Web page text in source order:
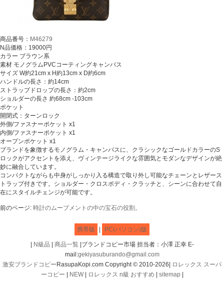
商品番号： M46279
N品価格：19000円
カラー ブラウン系
素材 モノグラムPVCコーティングキャンバス
サイズ W約21cm x H約13cm x D約6cm
ハンドルの長さ：約14cm
ストラップドロップの長さ：約2cm
ショルダーの長さ 約68cm -103cm
ポケット
開閉式：ターンロック
外側/ファスナーポケット x1
内側/ファスナーポケット x1
オープンポケット x1
ブランドを象徴するモノグラム・キャンバスに、クラシックなゴールドカラーのS
ロックがアクセントを添え、ヴィンテージライクな雰囲気とモダンなデザインが絶
妙に融合しています。
コンパクトながらも中身がしっかり入る構造で取り外し可能なチェーンとレザース
トラップ付きです。ショルダー・クロスボディ・クラッチと、シーンに合わせて自
在にスタイルチェンジが可能です。
前のページ: 時計のムーブメントの中の宝石の役割。
携帯版 PC(パソコン)版
N級品 商品一覧|ブランドコピー市場 担当者：小澤 正幸 E-
mail:gekiyasuburando@gmail.com
激安ブランドコピー RasupaKopi.com Copyright © 2010-2026|
ロレックス スーパ
ーコピー
NEW| ロレックス n級 おすすめ sitemap